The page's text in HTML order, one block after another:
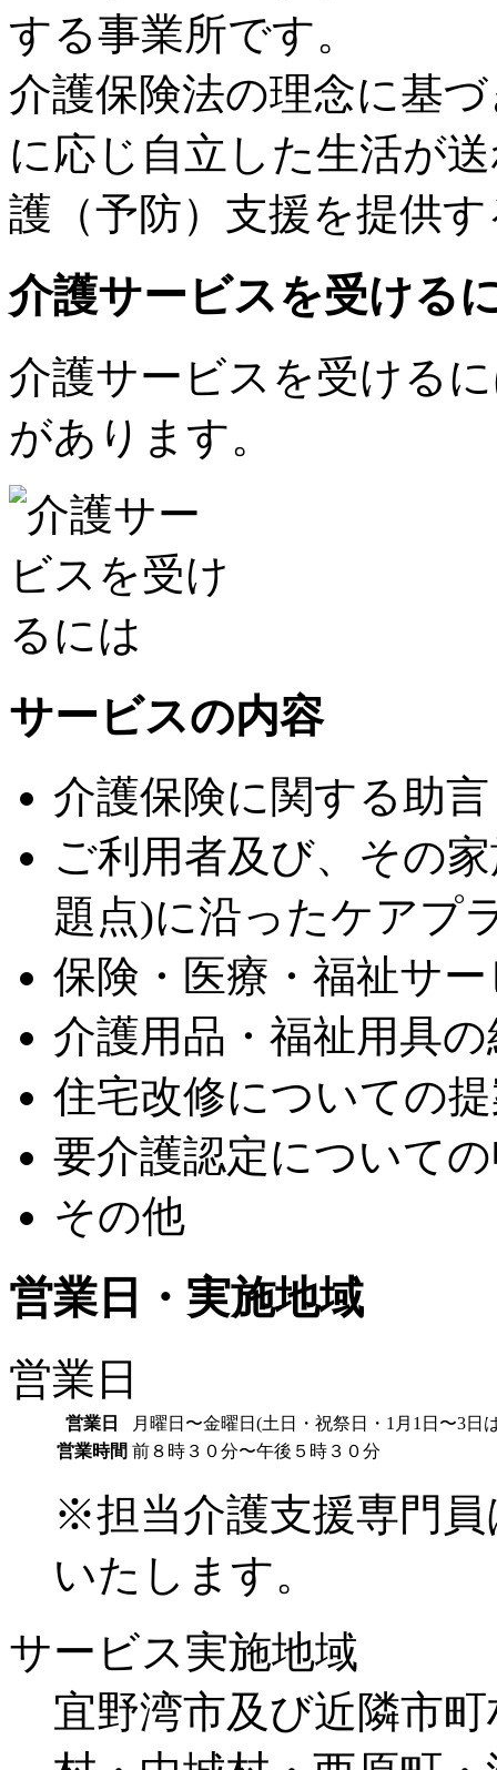
する事業所です。
介護保険法の理念に基
に応じ自立した生活が
護（予防）支援を提供
介護サービスを受ける
介護サービスを受ける
があります。
サービスの内容
介護保険に関する助言
ご利用者及び、その
題点)に沿ったケアプ
保険・医療・福祉サ
介護用品・福祉用具
住宅改修についての
要介護認定について
その他
営業日・実施地域
営業日
営業日
月曜日〜金曜日(土日・祝祭日・1月1日〜3日
営業時間 前８時３０分〜午後５時３０分
※担当介護支援専門
いたします。
サービス実施地域
宜野湾市及び近隣市